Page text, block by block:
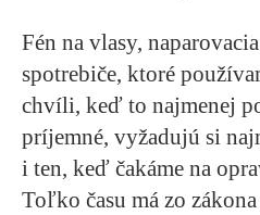
Fén na vlasy,
spotrebiče, ktoré
chvíli, keď to najmenej
príjemné, vyžadujú si
i ten, keď čakáme na
Toľko času má zo